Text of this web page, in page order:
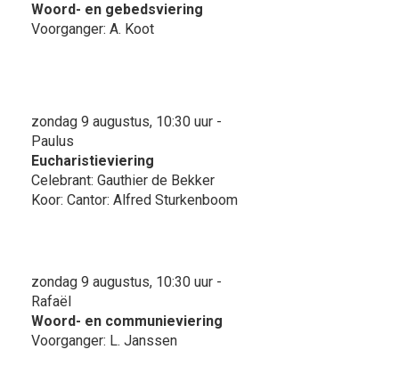
Woord- en gebedsviering
Voorganger: A. Koot
zondag 9 augustus, 10:30 uur -
Paulus
Eucharistieviering
Celebrant: Gauthier de Bekker
Koor: Cantor: Alfred Sturkenboom
zondag 9 augustus, 10:30 uur -
Rafaël
Woord- en communieviering
Voorganger: L. Janssen